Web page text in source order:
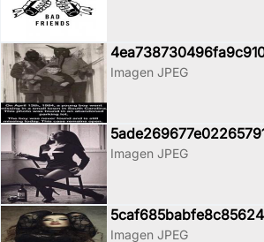
Imagen JPEG
Imagen JPEG
Imagen JPEG